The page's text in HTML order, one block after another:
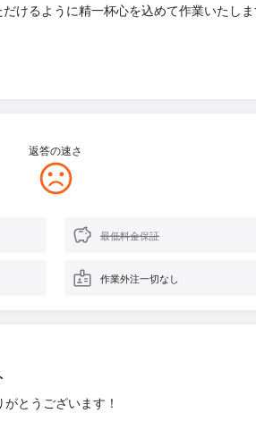
けるように精一杯心を込めて作業いたし
返答の速さ
最低料金保証
作業外注一切なし
とうございます！